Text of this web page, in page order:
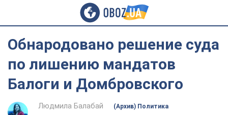
Обнародовано решение суда
по лишению мандатов
Балоги и Домбровского
Людмила Балабай
(Архив) Политика